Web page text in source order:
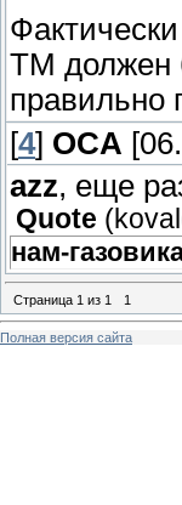
ТМ должен
правильно
[4] OCA
azz, еще
Quote (
нам-
Страница 1 из 1 1
Полная версия сайта